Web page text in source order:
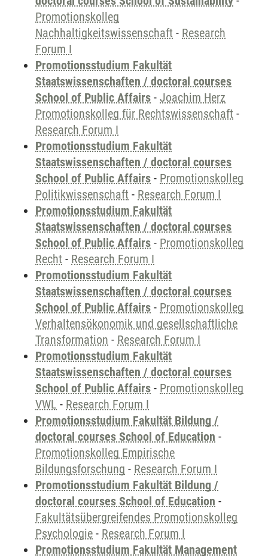
Promotionskolleg
Nachhaltigkeitswissenschaft - Research
Forum I
Promotionsstudium Fakultät
Staatswissenschaften / doctoral courses
School of Public Affairs - Joachim Herz
Promotionskolleg für Rechtswissenschaft -
Research Forum I
Promotionsstudium Fakultät
Staatswissenschaften / doctoral courses
School of Public Affairs - Promotionskolleg
Politikwissenschaft - Research Forum I
Promotionsstudium Fakultät
Staatswissenschaften / doctoral courses
School of Public Affairs - Promotionskolleg
Recht - Research Forum I
Promotionsstudium Fakultät
Staatswissenschaften / doctoral courses
School of Public Affairs - Promotionskolleg
Verhaltensökonomik und gesellschaftliche
Transformation - Research Forum I
Promotionsstudium Fakultät
Staatswissenschaften / doctoral courses
School of Public Affairs - Promotionskolleg
VWL - Research Forum I
Promotionsstudium Fakultät Bildung /
doctoral courses School of Education -
Promotionskolleg Empirische
Bildungsforschung - Research Forum I
Promotionsstudium Fakultät Bildung /
doctoral courses School of Education -
Fakultätsübergreifendes Promotionskolleg
Psychologie - Research Forum I
Promotionsstudium Fakultät Management